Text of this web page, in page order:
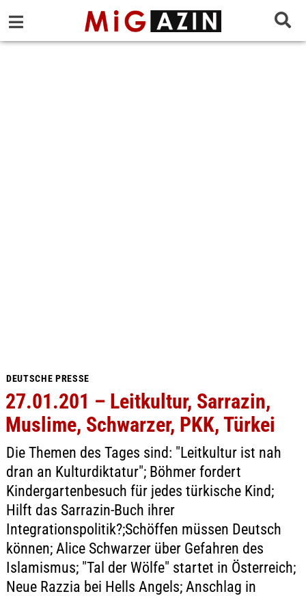
DEUTSCHE PRESSE
27.01.201 – Leitkultur, Sarrazin,
Muslime, Schwarzer, PKK, Türkei
Die Themen des Tages sind: "Leitkultur ist nah
dran an Kulturdiktatur"; Böhmer fordert
Kindergartenbesuch für jedes türkische Kind;
Hilft das Sarrazin-Buch ihrer
Integrationspolitik?;Schöffen müssen Deutsch
können; Alice Schwarzer über Gefahren des
Islamismus; "Tal der Wölfe" startet in Österreich;
Neue Razzia bei Hells Angels; Anschlag in